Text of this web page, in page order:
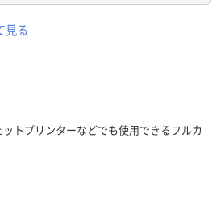
見る
ットプリンターなどでも使用できるフルカ